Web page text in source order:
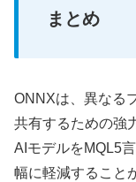
まとめ
ONNXは、異なる
共有するための強
AIモデルをMQL5
幅に軽減すること